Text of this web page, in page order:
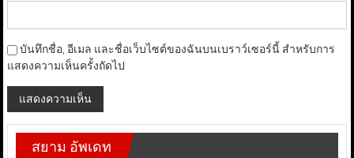
บันทึกชื่อ, อีเมล และชื่อเว็บไซต์ของฉันบนเบราว์เซอร์นี้ สำหรับการ
แสดงความเห็นครั้งถัดไป
สยาม อัพเดท